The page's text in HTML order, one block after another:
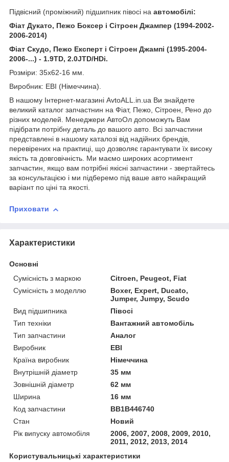
Підвісний (проміжний) підшипник півосі на автомобілі:
Фіат Дукато, Пежо Боксер і Сітроен Джампер (1994-2002-
2006-2014)
Фіат Скудо, Пежо Експерт і Сітроен Джампі (1995-2004-
2006-...) - 1.9TD, 2.0JTD/HDi.
Розміри: 35х62-16 мм.
Виробник: EBI (Німеччина).
В нашому Інтернет-магазині AvtoALL.in.ua Ви знайдете
великий каталог запчастнин на Фіат, Пежо, Сітроен, Рено до
різних моделей. Менеджери АвтоОл допоможуть Вам
підібрати потрібну деталь до вашого авто. Всі запчастини
представлені в нашому каталозі від надійних брендів,
перевірених на практиці, що дозволяє гарантувати їх високу
якість та довговічність. Ми маємо широких асортимент
запчастин, якщо вам потрібні якісні запчастини - звертайтесь
за консультацією і ми підберемо під ваше авто найкращий
варіант по ціні та якості.
Приховати
Характеристики
Основні
Сумісність з маркою
Citroen, Peugeot, Fiat
Сумісність з моделлю
Boxer, Expert, Ducato,
Jumper, Jumpy, Scudo
Вид підшипника
Півосі
Тип техніки
Вантажний автомобіль
Тип запчастини
Аналог
Виробник
EBI
Країна виробник
Німеччина
Внутрішній діаметр
35 мм
Зовнішній діаметр
62 мм
Ширина
16 мм
Код запчастини
BB1B446740
Стан
Новий
Рік випуску автомобіля
2006, 2007, 2008, 2009, 2010,
2011, 2012, 2013, 2014
Користувальницькі характеристики